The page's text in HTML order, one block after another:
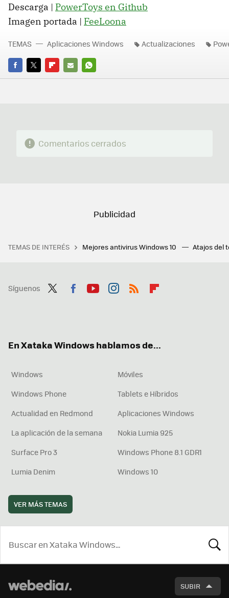
Descarga | PowerToys en Github
Imagen portada | FeeLoona
FACEBOOK
TWITTERFLIPBOARD
E-
WHATSAPP
TEMAS Aplicaciones Windows Actualizaciones
Comentarios cerrados
TEMAS DE INTERÉS Mejores antivirus Windows 10 Atajos del
Síguenos
En Xataka Windows hablamos de...
Windows
Móviles
Windows Phone
Tablets e Híbridos
Actualidad en Redmond
Aplicaciones Windows
La aplicación de la semana
Nokia Lumia 925
Surface Pro 3
Windows Phone 8.1 GDR1
Lumia Denim
Windows 10
VER MÁS TEMAS
SUBIR